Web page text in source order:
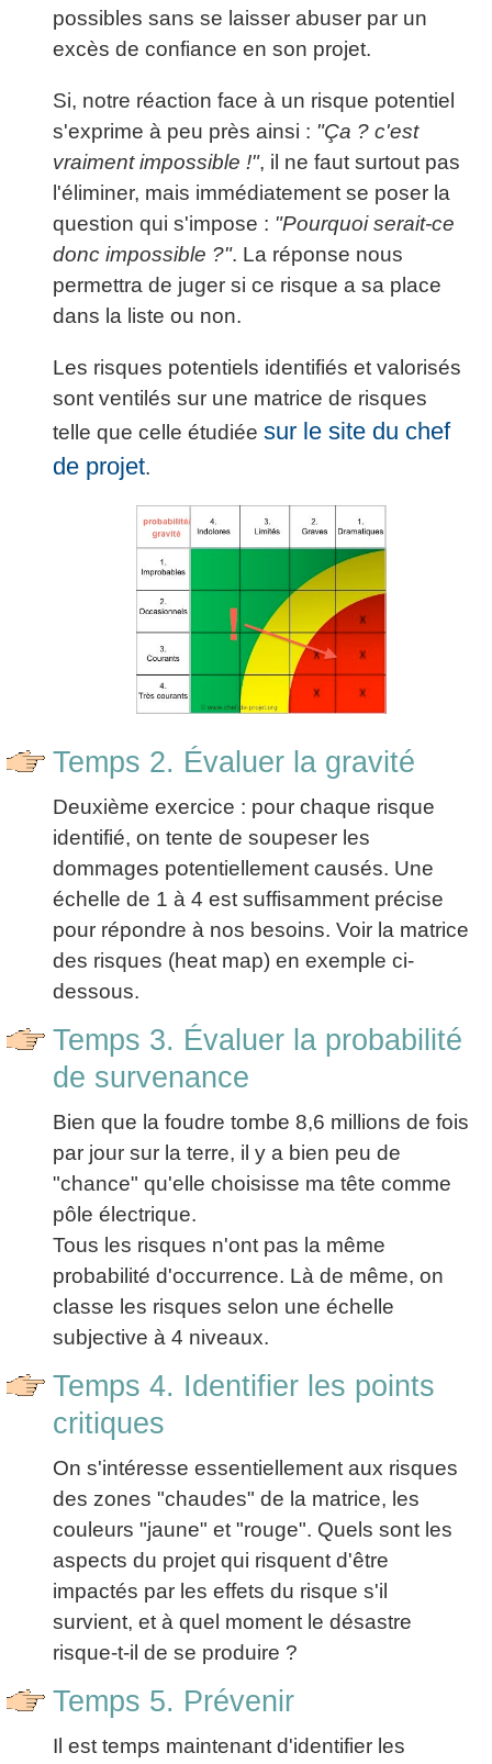
possibles sans se laisser abuser par un
excès de confiance en son projet.
Si, notre réaction face à un risque potentiel
s'exprime à peu près ainsi : "Ça ? c'est
vraiment impossible !", il ne faut surtout pas
l'éliminer, mais immédiatement se poser la
question qui s'impose : "Pourquoi serait-ce
donc impossible ?". La réponse nous
permettra de juger si ce risque a sa place
dans la liste ou non.
Les risques potentiels identifiés et valorisés
sont ventilés sur une matrice de risques
telle que celle étudiée sur le site du chef
de projet.
Temps 2. Évaluer la gravité
Deuxième exercice : pour chaque risque
identifié, on tente de soupeser les
dommages potentiellement causés. Une
échelle de 1 à 4 est suffisamment précise
pour répondre à nos besoins. Voir la matrice
des risques (heat map) en exemple ci-
dessous.
Temps 3. Évaluer la probabilité
de survenance
Bien que la foudre tombe 8,6 millions de fois
par jour sur la terre, il y a bien peu de
"chance" qu'elle choisisse ma tête comme
pôle électrique.
Tous les risques n'ont pas la même
probabilité d'occurrence. Là de même, on
classe les risques selon une échelle
subjective à 4 niveaux.
Temps 4. Identifier les points
critiques
On s'intéresse essentiellement aux risques
des zones "chaudes" de la matrice, les
couleurs "jaune" et "rouge". Quels sont les
aspects du projet qui risquent d'être
impactés par les effets du risque s'il
survient, et à quel moment le désastre
risque-t-il de se produire ?
Temps 5. Prévenir
Il est temps maintenant d'identifier les